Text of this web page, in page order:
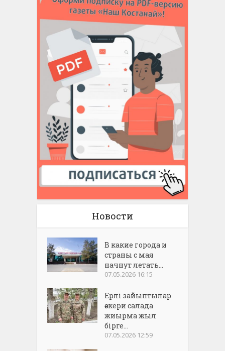
Новости
В какие города и
страны с мая
начнут летать...
07.05.2026 16:15
Ерлі зайыптылар
әскери салада
жиырма жыл
бірге...
07.05.2026 12:59